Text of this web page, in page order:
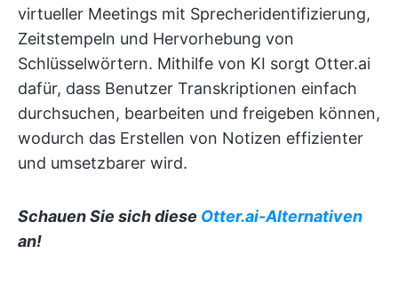
virtueller Meetings mit Sprecheridentifizierung,
Zeitstempeln und Hervorhebung von
Schlüsselwörtern. Mithilfe von KI sorgt Otter.ai
dafür, dass Benutzer Transkriptionen einfach
durchsuchen, bearbeiten und freigeben können,
wodurch das Erstellen von Notizen effizienter
und umsetzbarer wird.
Schauen Sie sich diese Otter.ai-Alternativen
an!